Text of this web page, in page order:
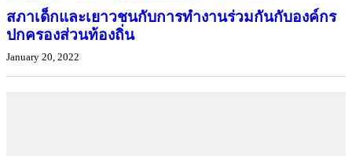
สภาเด็กและเยาวชนกับการทำงานร่วมกันกับองค์กร
ปกครองส่วนท้องถิ่น
January 20, 2022